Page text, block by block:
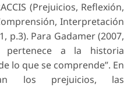
(Prejuicios, Reflexión,
Interpretación
p.3). Para Gadamer (2007,
pertenece a la historia
lo que se comprende”. En
los prejuicios, las